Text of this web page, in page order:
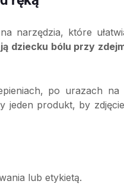
narzędzia, które
dziecku bólu przy
po urazach
produkt, by
lub etykietą.